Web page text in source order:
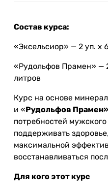
Состав курса:
«Эксельсиор» — 2 уп. х
«Рудольфов Прамен» —
литров
Курс на основе
и «Рудольфов Прамен»
потребностей
поддерживать
максимальной
восстанавливаться
Для кого этот курс